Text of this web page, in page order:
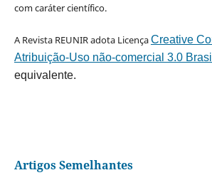
com caráter científico.
A Revista REUNIR adota LicençaCreative
Atribuição-Uso não-comercial 3.0
equivalente.
Artigos Semelhantes